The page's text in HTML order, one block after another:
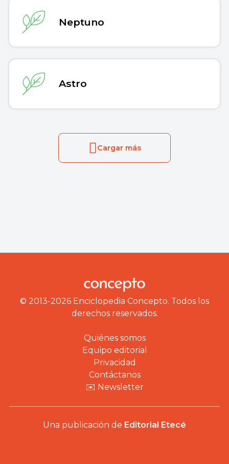
Neptuno
Astro
Cargar más
© 2013-2026 Enciclopedia Concepto. Todos los
derechos reservados.
Quiénes somos
Equipo editorial
Privacidad
Contáctanos
✉️ Newsletter
Una publicación de Editorial Etecé